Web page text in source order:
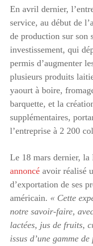
En avril dernier,
service, au début de
de production sur son
investissement, qui
permis d’augmenter
plusieurs produits
yaourt à boire,
barquette, et la
supplémentaires,
l’entreprise à 2 200
Le 18 mars dernier, la
annoncé avoir réalisé
d’exportation de ses
américain. « Cette
notre savoir-faire,
lactées, jus de fruits,
issus d’une gamme